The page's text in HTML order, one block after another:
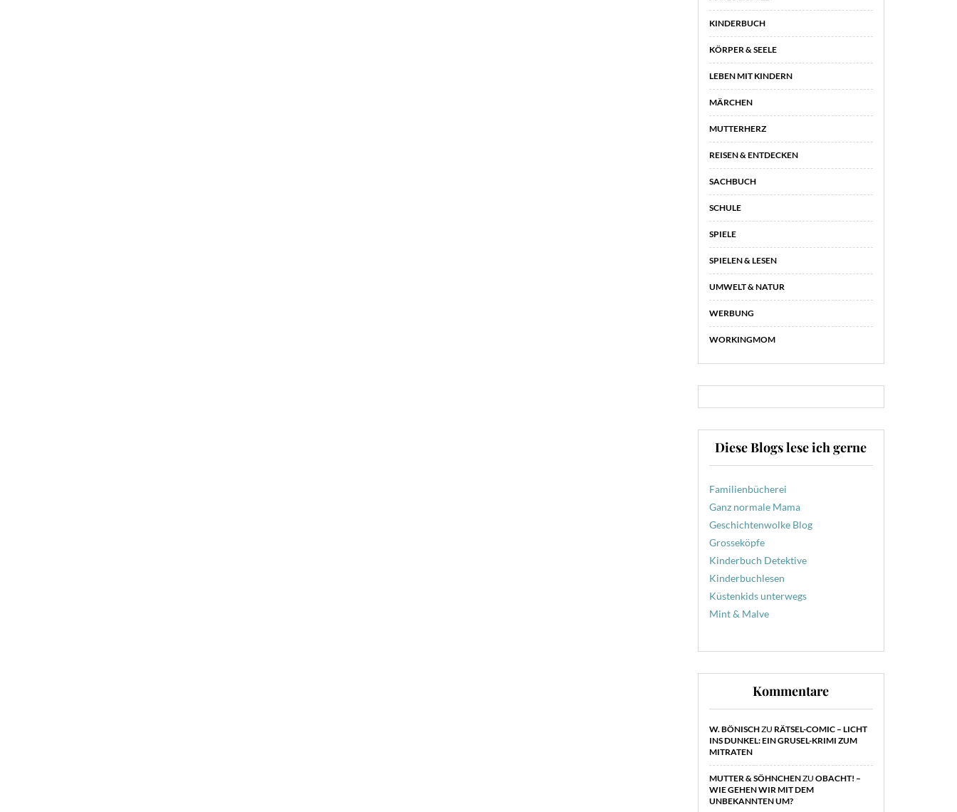
KINDERBUCH
KÖRPER & SEELE
LEBEN MIT KINDERN
MÄRCHEN
MUTTERHERZ
REISEN & ENTDECKEN
SACHBUCH
SCHULE
SPIELE
SPIELEN & LESEN
UMWELT & NATUR
WERBUNG
WORKINGMOM
Diese Blogs lese ich gerne
Familienbücherei
Ganz normale Mama
Geschichtenwolke Blog
Grosseköpfe
Kinderbuch Detektive
Kinderbuchlesen
Küstenkids unterwegs
Mint & Malve
Kommentare
W. BÖNISCHZU RÄTSEL-COMIC – LICHT
INS DUNKEL: EIN GRUSEL-KRIMI ZUM
MITRATEN
MUTTER & SÖHNCHENZU OBACHT! –
WIE GEHEN WIR MIT DEM
UNBEKANNTEN UM?